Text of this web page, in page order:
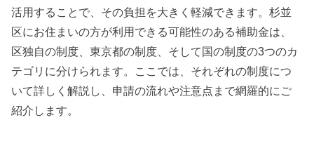
活用することで、その負担を大きく軽減できます。杉並
区にお住まいの方が利用できる可能性のある補助金は、
区独自の制度、東京都の制度、そして国の制度の3つのカ
テゴリに分けられます。ここでは、それぞれの制度につ
いて詳しく解説し、申請の流れや注意点まで網羅的にご
紹介します。